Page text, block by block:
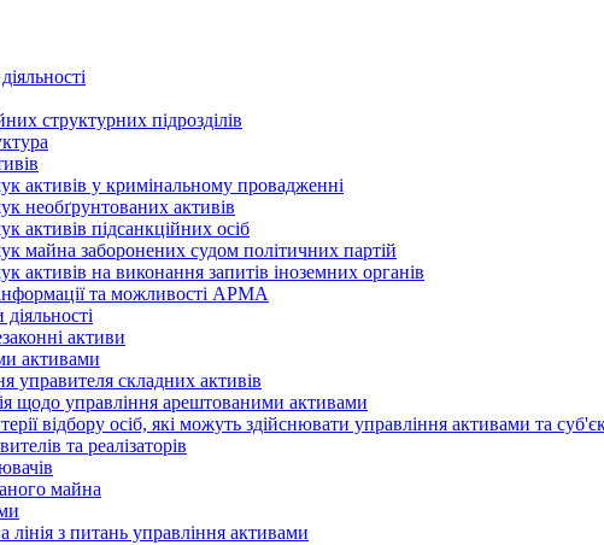
структурних підрозділів
активів у кримінальному провадженні
необґрунтованих активів
активів підсанкційних осіб
майна заборонених судом політичних партій
активів на виконання запитів іноземних органів
та можливості АРМА
активи
активами
управителя складних активів
щодо управління арештованими активами
відбору осіб, які можуть здiйснювати управління активами та
та реалізаторів
майна
лінія з питань управління активами